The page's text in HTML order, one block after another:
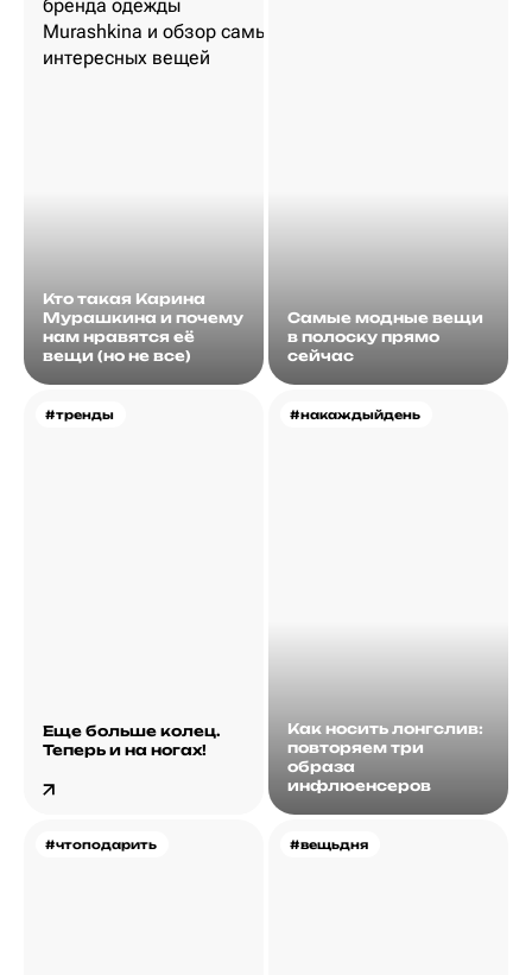
Кто такая Карина
Мурашкина и почему
нам нравятся её
вещи (но не все)
Самые модные вещи
в полоску прямо
сейчас
#тренды
Еще больше колец.
Теперь и на ногах!
#накаждыйдень
Как носить лонгслив:
повторяем три
образа
инфлюенсеров
#чтоподарить #вещьдня